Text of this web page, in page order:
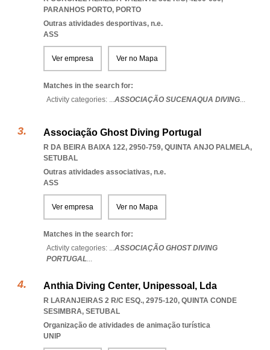
PARANHOS PORTO, PORTO
Outras atividades desportivas, n.e.
ASS
Ver empresa Ver no Mapa
Matches in the search for:
Activity categories: ...ASSOCIAÇÃO SUCENAQUA DIVING...
Associação Ghost Diving Portugal
R DA BEIRA BAIXA 122, 2950-759, QUINTA ANJO PALMELA,
SETUBAL
Outras atividades associativas, n.e.
ASS
Ver empresa Ver no Mapa
Matches in the search for:
Activity categories: ...ASSOCIAÇÃO GHOST DIVING
PORTUGAL...
Anthia Diving Center, Unipessoal, Lda
R LARANJEIRAS 2 R/C ESQ., 2975-120, QUINTA CONDE
SESIMBRA, SETUBAL
Organização de atividades de animação turística
UNIP